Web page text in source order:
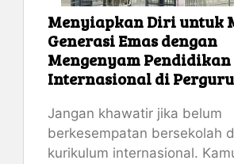
Menyiapkan Diri untuk
Generasi Emas dengan
Mengenyam Pendidikan
Internasional di
Jangan khawatir jika belum
berkesempatan bersekolah
kurikulum internasional.